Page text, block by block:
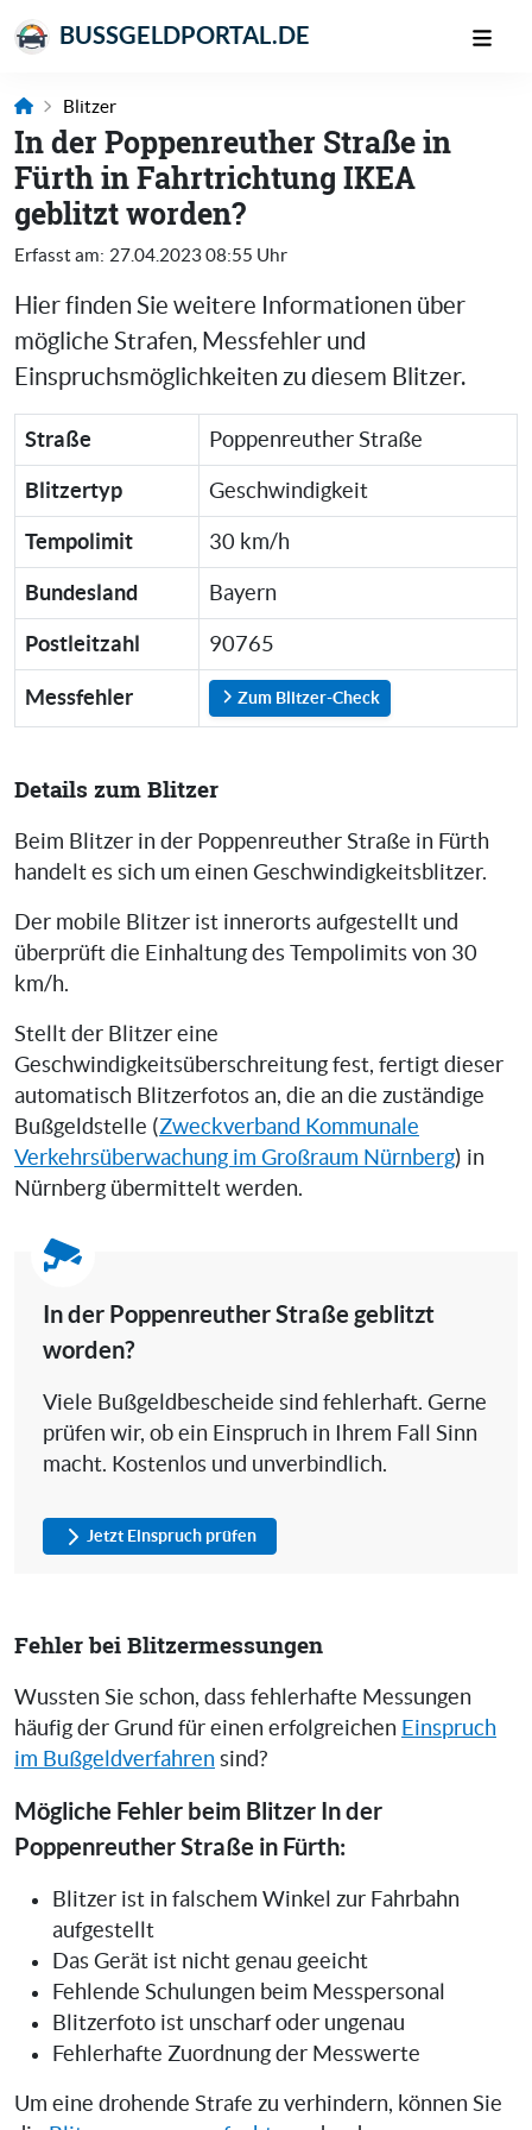
BUSSGELDPORTAL.DE
Blitzer
In der Poppenreuther Straße in
Fürth in Fahrtrichtung IKEA
geblitzt worden?
Erfasst am: 27.04.2023 08:55 Uhr
Hier finden Sie weitere Informationen über
mögliche Strafen, Messfehler und
Einspruchsmöglichkeiten zu diesem Blitzer.
Straße Poppenreuther Straße
Blitzertyp Geschwindigkeit
Tempolimit 30 km/h
Bundesland Bayern
Postleitzahl 90765
Messfehler Zum Blitzer-Check
Details zum Blitzer
Beim Blitzer in der Poppenreuther Straße in Fürth
handelt es sich um einen Geschwindigkeitsblitzer.
Der mobile Blitzer ist innerorts aufgestellt und
überprüft die Einhaltung des Tempolimits von 30
km/h.
Stellt der Blitzer eine
Geschwindigkeitsüberschreitung fest, fertigt dieser
automatisch Blitzerfotos an, die an die zuständige
Bußgeldstelle (Zweckverband Kommunale
Verkehrsüberwachung im Großraum Nürnberg) in
Nürnberg übermittelt werden.
In der Poppenreuther Straße geblitzt
worden?
Viele Bußgeldbescheide sind fehlerhaft. Gerne
prüfen wir, ob ein Einspruch in Ihrem Fall Sinn
macht. Kostenlos und unverbindlich.
Jetzt Einspruch prüfen
Fehler bei Blitzermessungen
Wussten Sie schon, dass fehlerhafte Messungen
häufig der Grund für einen erfolgreichen Einspruch
im Bußgeldverfahren sind?
Mögliche Fehler beim Blitzer In der
Poppenreuther Straße in Fürth:
Blitzer ist in falschem Winkel zur Fahrbahn
aufgestellt
Das Gerät ist nicht genau geeicht
Fehlende Schulungen beim Messpersonal
Blitzerfoto ist unscharf oder ungenau
Fehlerhafte Zuordnung der Messwerte
Um eine drohende Strafe zu verhindern, können Sie